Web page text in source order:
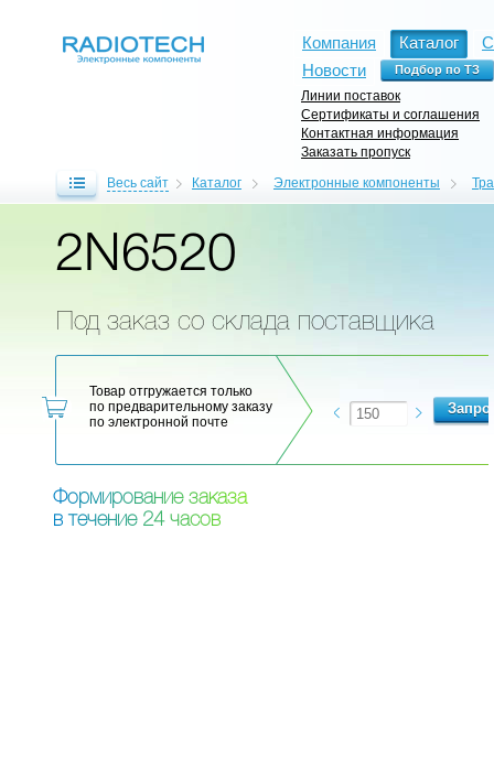
Компания Каталог
Новости
Линии поставок
Сертификаты и соглашения
Контактная информация
Заказать пропуск
Весь сайт Каталог Электронные компоненты
2N6520
Под заказ со склада поставщика
Товар отгружается только
по предварительному заказу
по электронной почте
Формирование заказа
в течение 24 часов